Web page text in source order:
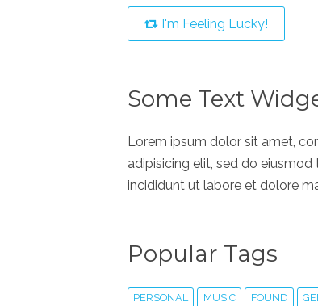
I'm Feeling Lucky!
Some Text
Lorem ipsum dolor sit amet,
adipisicing elit, sed do eiusmod
incididunt ut labore et dolore
Popular Tags
PERSONAL MUSIC FOUND